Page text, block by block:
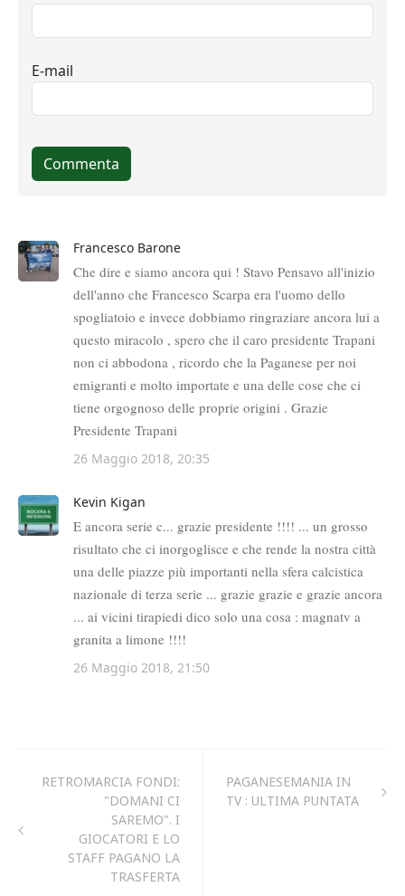
RETROMARCIA FONDI:
"DOMANI CI
SAREMO". I
GIOCATORI E LO
STAFF PAGANO LA
TRASFERTA
PAGANESEMANIA IN
TV : ULTIMA PUNTATA